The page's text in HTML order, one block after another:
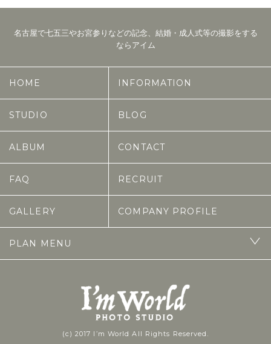
名古屋で七五三やお宮参りなどの記念、結婚・成人式等の撮影をする
ならアイム
HOME
STUDIO
ALBUM
FAQ
GALLERY
INFORMATION
BLOG
CONTACT
RECRUIT
COMPANY PROFILE
PLAN MENU
(c) 2017 I’m World All Rights Reserved.